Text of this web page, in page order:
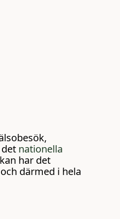
nationella
har det
därmed i hela